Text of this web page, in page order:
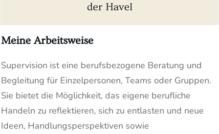
der Havel
Meine Arbeitsweise
Supervision ist eine berufsbezogene Beratung und
Begleitung für Einzelpersonen, Teams oder Gruppen.
Sie bietet die Möglichkeit, das eigene berufliche
Handeln zu reflektieren, sich zu entlasten und neue
Ideen, Handlungsperspektiven sowie